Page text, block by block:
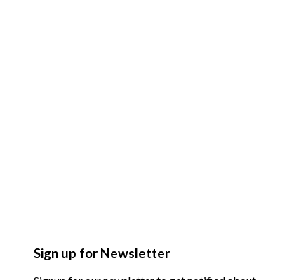
Sign up for Newsletter